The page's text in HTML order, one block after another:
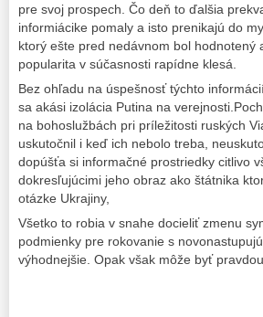
pre svoj prospech. Čo deň to ďalšia
informiácike pomaly a isto prenikajú do
ktorý ešte pred nedávnom bol
popularita v súčasnosti rapídne klesá.
Bez ohľadu na úspešnosť týchto
sa akási izolácia Putina na
na bohoslužbách pri príležitosti ruských
uskutočnil i keď ich nebolo treba,
dopúšťa si informačné prostriedky citlivo
dokresľujúcimi jeho obraz ako štátnika
otázke Ukrajiny,
Všetko to robia v snahe docieliť zmenu
podmienky pre rokovanie s
výhodnejšie. Opak však môže byť